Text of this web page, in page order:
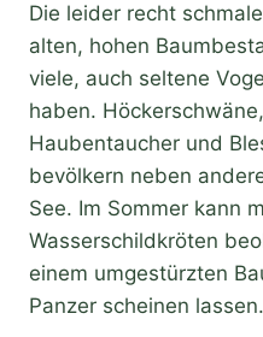
Die leider recht
alten, hohen
viele, auch seltene
haben.
Haubentaucher und
bevölkern neben
See. Im Sommer kann
Wasserschildkröten
einem umgestürzten
Panzer scheinen lassen.